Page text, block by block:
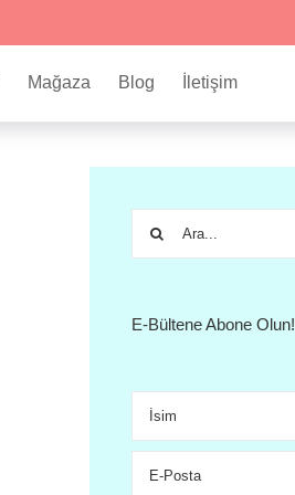
Mağaza Blog İletişim
Ara:
E-Bültene Abone Olun!